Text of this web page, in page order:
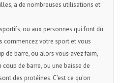
a de nombreuses utilisations et
ou aux personnes qui font du
commencez votre sport et vous
de barre, ou alors vous avez faim,
de barre, ou une baisse de
des protéines. C'est ce qu'on